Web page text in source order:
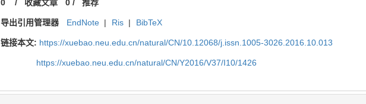
0 / 收藏文章 0/ 推荐
导出引用管理器 EndNote | Ris | BibTeX
链接本文: https://xuebao.neu.edu.cn/natural/CN/10.12068/j.issn.1005-3026.2016.10.013
https://xuebao.neu.edu.cn/natural/CN/Y2016/V37/I10/1426